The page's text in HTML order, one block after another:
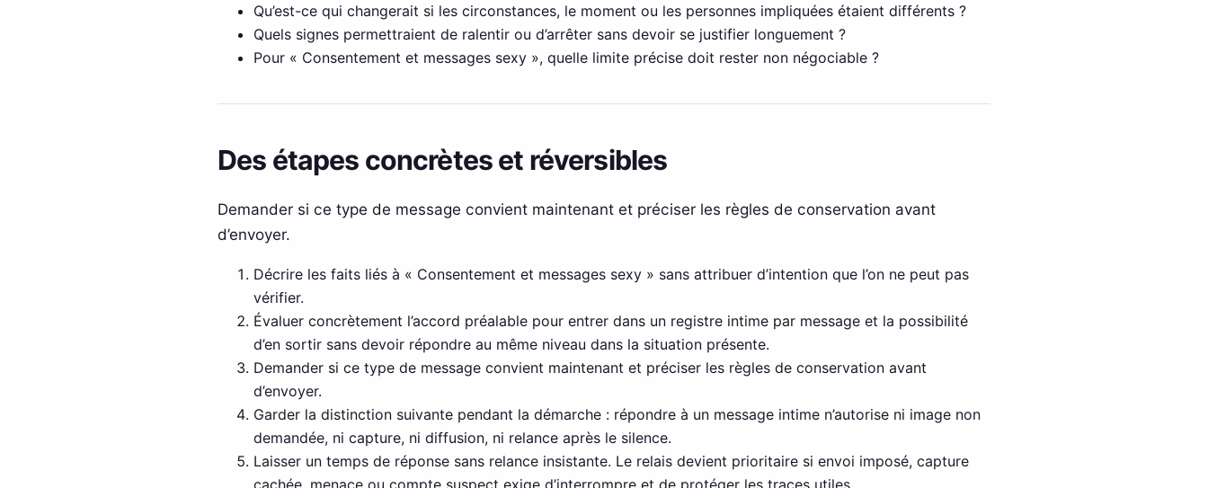
Qu’est-ce qui changerait si les circonstances, le moment ou les personnes impliquées étaient différents ?
Quels signes permettraient de ralentir ou d’arrêter sans devoir se justifier longuement ?
Pour « Consentement et messages sexy », quelle limite précise doit rester non négociable ?
Des étapes concrètes et réversibles
Demander si ce type de message convient maintenant et préciser les règles de conservation avant
d’envoyer.
Décrire les faits liés à « Consentement et messages sexy » sans attribuer d’intention que l’on ne peut pas
vérifier.
Évaluer concrètement l’accord préalable pour entrer dans un registre intime par message et la possibilité
d’en sortir sans devoir répondre au même niveau dans la situation présente.
Demander si ce type de message convient maintenant et préciser les règles de conservation avant
d’envoyer.
Garder la distinction suivante pendant la démarche : répondre à un message intime n’autorise ni image non
demandée, ni capture, ni diffusion, ni relance après le silence.
Laisser un temps de réponse sans relance insistante. Le relais devient prioritaire si envoi imposé, capture